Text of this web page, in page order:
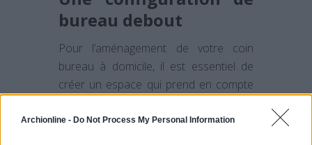
Archionline - Do Not Process My Personal Information
bureau debout
Pour l’aménagement de votre coin
bureau à domicile, il est essentiel de
créer un espace qui prend en compte
bon moyen de réduire le temps que